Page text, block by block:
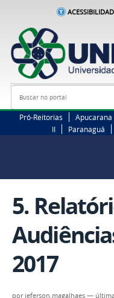
Busca
Pró-Reitorias Apucarana
II
Paranaguá
5.
2017
por jeferson.magalhaes —